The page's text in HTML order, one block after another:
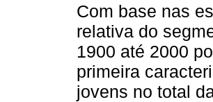
Com base nas
relativa do
1900 até 2000
primeira
jovens no total